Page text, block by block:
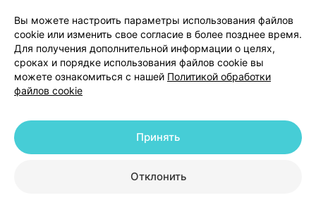
Способы оплаты
Вакансии
Партнеры
Написать руководителю 103.by
Написать в поддержку
Персональные настройки Cookie
© 2026 ООО «Артокс Лаб», УНП 191700409 | 220012, Республика Беларусь,
+375 291212755
Вы можете настроить параметры использования файлов
cookie или изменить свое согласие в более позднее время.
Для получения дополнительной информации о целях,
сроках и порядке использования файлов cookie вы
можете ознакомиться с нашей Политикой обработки
файлов cookie
Отклонить
Принять